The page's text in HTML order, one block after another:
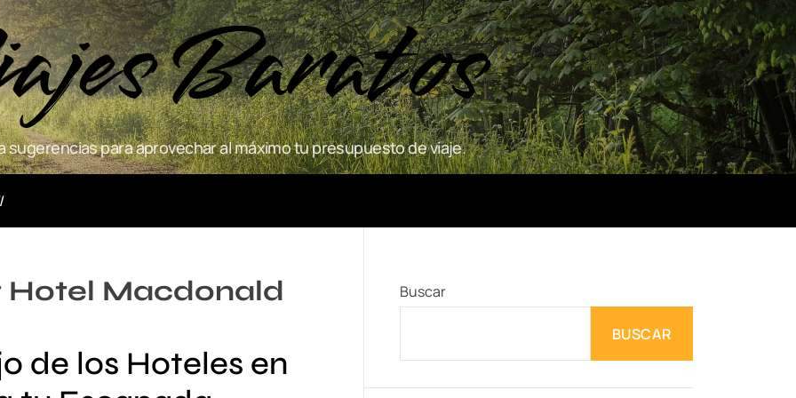
Baratos
sugerencias para aprovechar al máximo tu presupuesto de viaje.
Hotel Macdonald
de los Hoteles en
Buscar
BUSCAR